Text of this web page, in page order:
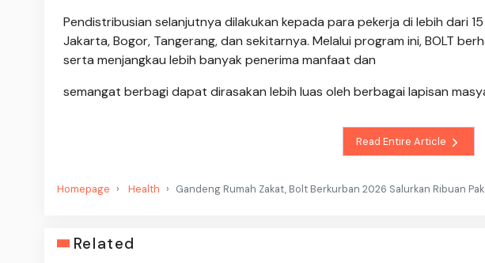
Pendistribusian selanjutnya dilakukan kepada para pekerja di lebih dari
Jakarta, Bogor, Tangerang, dan sekitarnya. Melalui program ini, BOLT
serta menjangkau lebih banyak penerima manfaat dan
semangat berbagi dapat dirasakan lebih luas oleh berbagai lapisan
Read Entire Article
Homepage Health Gandeng Rumah Zakat, Bolt Berkurban 2026 Salurkan Ribuan
Related